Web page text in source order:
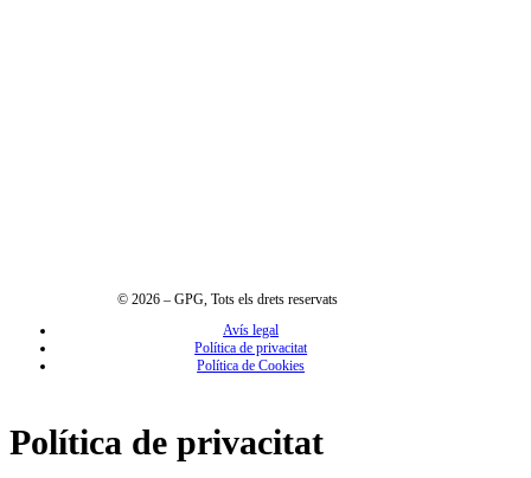
© 2026 – GPG, Tots els drets reservats
Avís legal
Política de privacitat
Política de Cookies
Política de privacitat